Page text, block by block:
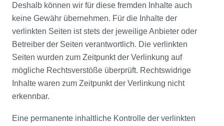
Deshalb können wir für diese fremden Inhalte auch
keine Gewähr übernehmen. Für die Inhalte der
verlinkten Seiten ist stets der jeweilige Anbieter oder
Betreiber der Seiten verantwortlich. Die verlinkten
Seiten wurden zum Zeitpunkt der Verlinkung auf
mögliche Rechtsverstöße überprüft. Rechtswidrige
Inhalte waren zum Zeitpunkt der Verlinkung nicht
erkennbar.
Eine permanente inhaltliche Kontrolle der verlinkten